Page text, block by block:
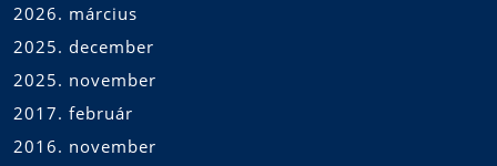
2026. március
2025. december
2025. november
2017. február
2016. november